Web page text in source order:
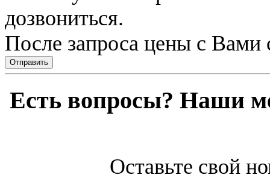
дозвониться.
После запроса цены с Вами
Отправить
Есть вопросы? Наши
Оставьте свой